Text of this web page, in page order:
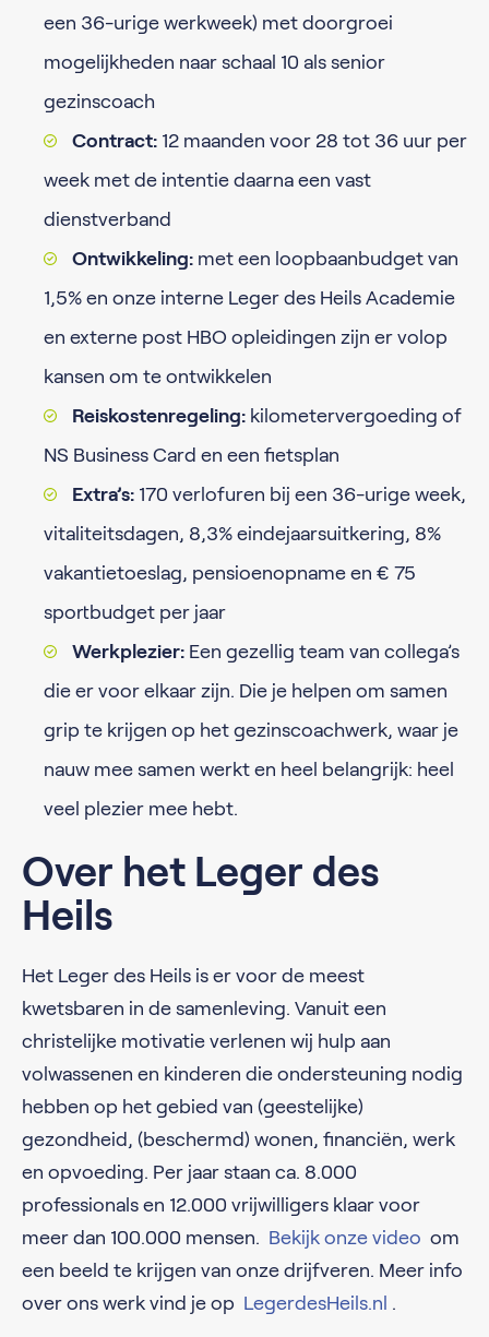
een 36-urige werkweek) met doorgroei
mogelijkheden naar schaal 10 als senior
gezinscoach
Contract: 12 maanden voor 28 tot 36 uur per
week met de intentie daarna een vast
dienstverband
Ontwikkeling: met een loopbaanbudget van
1,5% en onze interne Leger des Heils Academie
en externe post HBO opleidingen zijn er volop
kansen om te ontwikkelen
Reiskostenregeling: kilometervergoeding of
NS Business Card en een fietsplan
Extra’s: 170 verlofuren bij een 36-urige week,
vitaliteitsdagen, 8,3% eindejaarsuitkering, 8%
vakantietoeslag, pensioenopname en € 75
sportbudget per jaar
Werkplezier: Een gezellig team van collega’s
die er voor elkaar zijn. Die je helpen om samen
grip te krijgen op het gezinscoachwerk, waar je
nauw mee samen werkt en heel belangrijk: heel
veel plezier mee hebt.
Over het Leger des
Heils
Het Leger des Heils is er voor de meest
kwetsbaren in de samenleving. Vanuit een
christelijke motivatie verlenen wij hulp aan
volwassenen en kinderen die ondersteuning nodig
hebben op het gebied van (geestelijke)
gezondheid, (beschermd) wonen, financiën, werk
en opvoeding. Per jaar staan ca. 8.000
professionals en 12.000 vrijwilligers klaar voor
meer dan 100.000 mensen. Bekijk onze video om
een beeld te krijgen van onze drijfveren. Meer info
over ons werk vind je op LegerdesHeils.nl .